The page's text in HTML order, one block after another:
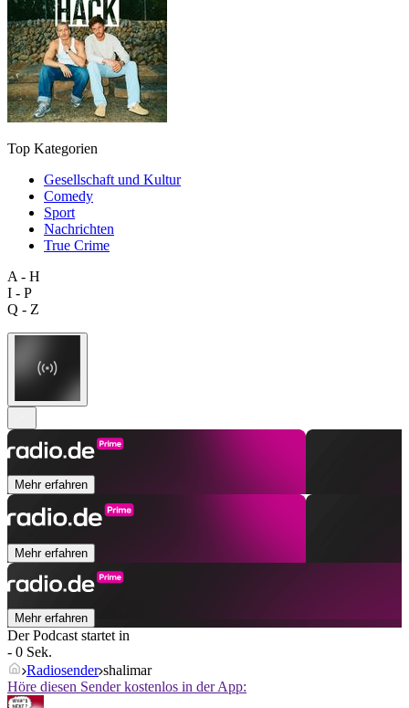
Top Kategorien
Gesellschaft und Kultur
Comedy
Sport
Nachrichten
True Crime
A - H
I - P
Q - Z
Mehr erfahren
Mehr erfahren
Mehr erfahren
Der Podcast startet in
- 0 Sek.
Radiosender shalimar
Höre diesen Sender kostenlos in der App: